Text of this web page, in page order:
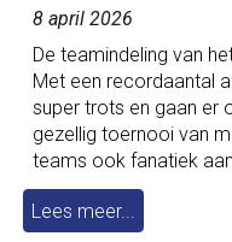
8 april 2026
De teamindeling van
Met een recordaantal
super trots en gaan er
gezellig toernooi van
teams ook fanatiek
Lees meer...